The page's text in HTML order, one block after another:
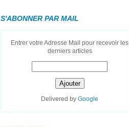
S'ABONNER PAR MAIL
Entrer votre Adresse Mail pour recevoir les
derniers articles
Delivered by Google